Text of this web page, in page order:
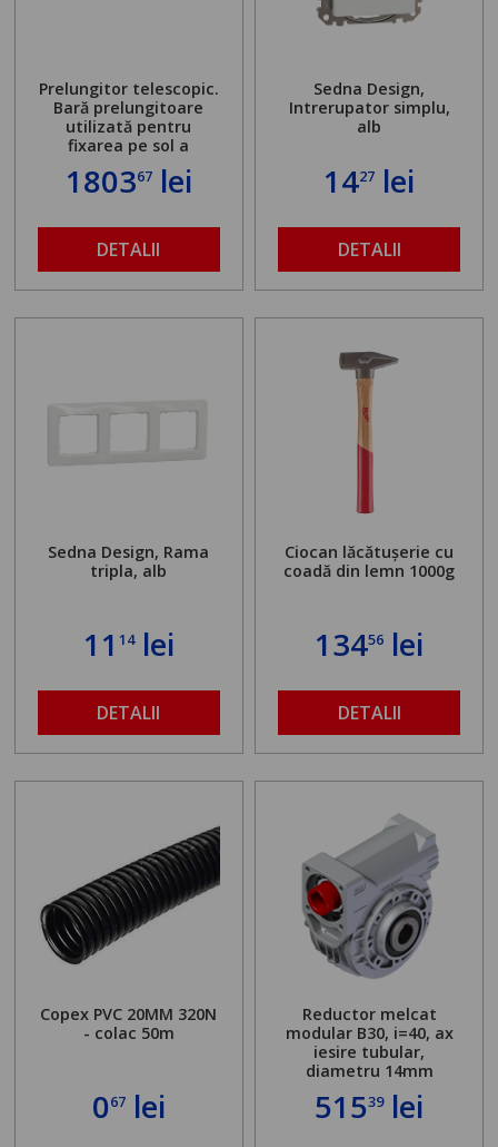
Prelungitor telescopic.
Bară prelungitoare
utilizată pentru
fixarea pe sol a
standului mașinii de
găurit în locul
maximă admisă de 500
kg și înălțime reglabilă
de la 1,8 la 2,9 m
180367lei
DETALII
Sedna Design,
Intrerupator simplu,
alb
1427 lei
DETALII
Sedna Design, Rama
tripla, alb
11 14lei
DETALII
Ciocan lăcătușerie cu
coadă din lemn 1000g
13456 lei
DETALII
Copex PVC 20MM 320N
- colac 50m
067lei
Reductor melcat
modular B30, i=40, ax
iesire tubular,
diametru 14mm
51539lei